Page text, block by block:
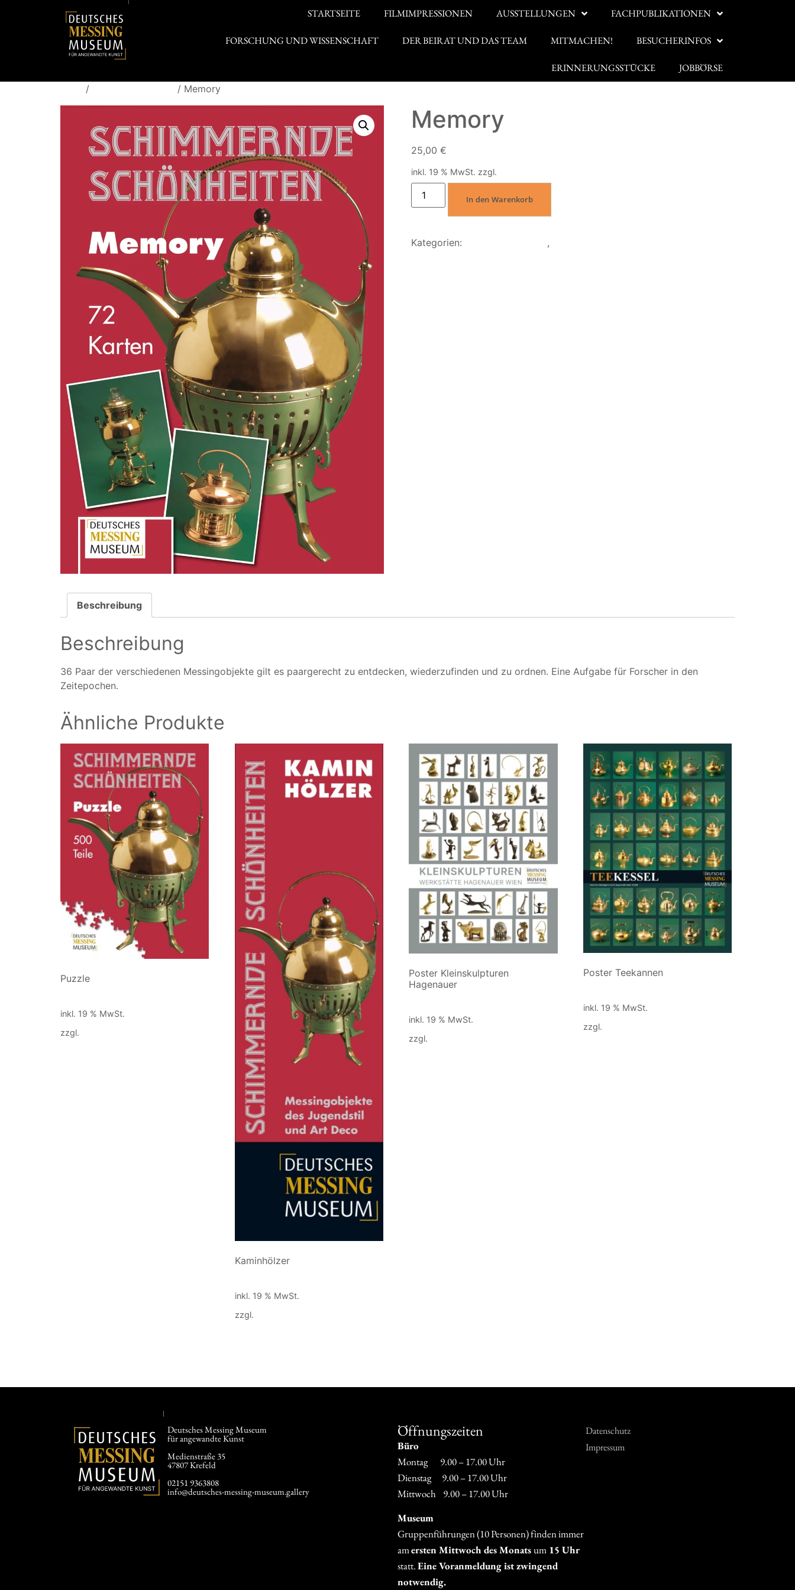
STARTSEITE FILMIMPRESSIONEN AUSSTELLUNGEN FACHPUBLIKATIONEN
FORSCHUNG UND WISSENSCHAFT DER BEIRAT UND DAS TEAM MITMACHEN! BESUCHERINFOS
ERINNERUNGSSTÜCKE JOBBÖRSE
/ / Memory
Memory
25,00 €
inkl. 19 % MwSt. zzgl.
In den Warenkorb
Kategorien: ,
Beschreibung
Beschreibung
36 Paar der verschiedenen Messingobjekte gilt es paargerecht zu entdecken, wiederzufinden und zu ordnen. Eine Aufgabe für Forscher in den
Zeitepochen.
Ähnliche Produkte
Puzzle
inkl. 19 % MwSt.
zzgl.
Kaminhölzer
inkl. 19 % MwSt.
zzgl.
Poster Kleinskulpturen
Hagenauer
inkl. 19 % MwSt.
zzgl.
Poster Teekannen
inkl. 19 % MwSt.
zzgl.
Deutsches Messing Museum
für angewandte Kunst
Medienstraße 35
47807 Krefeld
02151 9363808
info@deutsches-messing-museum.gallery
Öffnungszeiten
Büro
Montag 9.00 – 17.00 Uhr
Dienstag 9.00 – 17.00 Uhr
Mittwoch 9.00 – 17.00 Uhr
Museum
Gruppenführungen (10 Personen) finden immer
amersten Mittwoch des Monatsum 15 Uhr
statt.Eine Voranmeldung ist zwingend
notwendig.
Datenschutz
Impressum